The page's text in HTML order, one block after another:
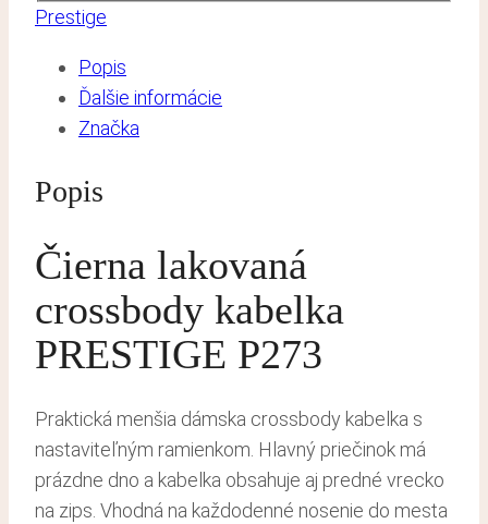
Prestige
Popis
Ďalšie informácie
Značka
Popis
Čierna lakovaná
crossbody kabelka
PRESTIGE P273
Praktická menšia dámska crossbody kabelka s
nastaviteľným ramienkom. Hlavný priečinok má
prázdne dno a kabelka obsahuje aj predné vrecko
na zips. Vhodná na každodenné nosenie do mesta